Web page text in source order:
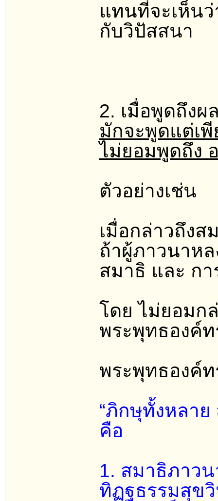
แทนที่จะเห็น
กับวิปัสสนา
2. เมื่อพูดถึง
มักจะพูดแต่เพี
ไม่ยอมพูดถึง
ตัวอย่างเช่น
เมื่อกล่าวถึง
ถ้าผู้ภาวนาห
สมาธิ และ ก
โดย ไม่ยอมก
พระพุทธองค์ท
พระพุทธองค์ท
“ภิกษุทั้งหลา
คือ
1. สมาธิภาว
ทิฏฐธรรมสุข